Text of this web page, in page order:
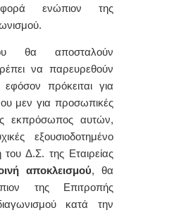
ενώπιον της
θα αποσταλούν
να παρευρεθούν
πρόκειται για
μεν για προσωπικές
εκπρόσωπος αυτών,
εξουσιοδοτημένο
Δ.Σ. της Εταιρείας
αποκλεισμού, θα
της Επιτροπής
κατά την